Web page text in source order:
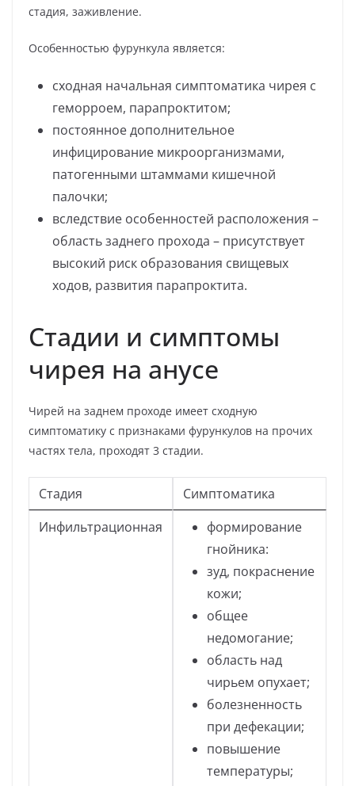
стадия, заживление.
Особенностью фурункула является:
сходная начальная симптоматика чирея с
геморроем, парапроктитом;
постоянное дополнительное
инфицирование микроорганизмами,
патогенными штаммами кишечной
палочки;
вследствие особенностей расположения –
область заднего прохода – присутствует
высокий риск образования свищевых
ходов, развития парапроктита.
Стадии и симптомы
чирея на анусе
Чирей на заднем проходе имеет сходную
симптоматику с признаками фурункулов на прочих
частях тела, проходят 3 стадии.
Стадия
Симптоматика
Инфильтрационная
формирование
гнойника:
зуд, покраснение
кожи;
общее
недомогание;
область над
чирьем опухает;
болезненность
при дефекации;
повышение
температуры;